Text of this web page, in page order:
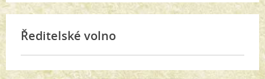
Ředitelské volno